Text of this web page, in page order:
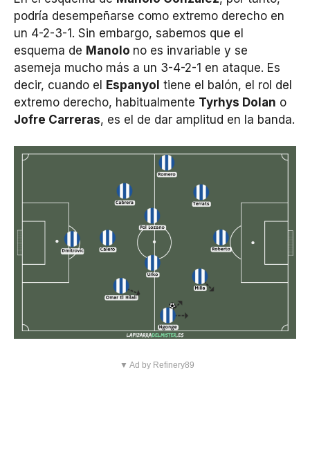
podría desempeñarse como extremo derecho en
un 4-2-3-1. Sin embargo, sabemos que el
esquema de Manolo no es invariable y se
asemeja mucho más a un 3-4-2-1 en ataque. Es
decir, cuando el Espanyol tiene el balón, el rol del
extremo derecho, habitualmente Tyrhys Dolan o
Jofre Carreras, es el de dar amplitud en la banda.
▼ Ad by Refinery89